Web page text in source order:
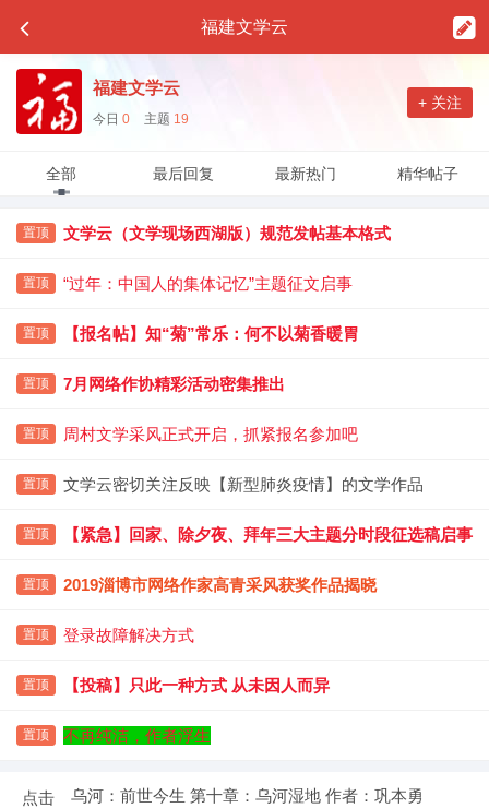
福建文学云
福建文学云
今日 0 主题 19
+ 关注
全部 最后回复 最新热门 精华帖子
置顶 文学云（文学现场西湖版）规范发帖基本格式
置顶 “过年：中国人的集体记忆”主题征文启事
置顶 【报名帖】知“菊”常乐：何不以菊香暖胃
置顶 7月网络作协精彩活动密集推出
置顶 周村文学采风正式开启，抓紧报名参加吧
置顶 文学云密切关注反映【新型肺炎疫情】的文学作品
置顶 【紧急】回家、除夕夜、拜年三大主题分时段征选稿启事
置顶 2019淄博市网络作家高青采风获奖作品揭晓
置顶 登录故障解决方式
置顶 【投稿】只此一种方式 从未因人而异
置顶 不再纯洁，作者浮生
点击
乌河：前世今生 第十章：乌河湿地 作者：巩本勇